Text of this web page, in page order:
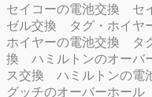
セイコーの電池交換
セ
ゼル交換
タグ・ホイヤ
ホイヤーの電池交換
タ
換
ハミルトンのオーバ
ス交換
ハミルトンの電
グッチのオーバーホール